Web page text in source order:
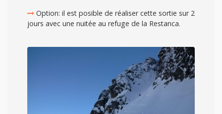
Option: il est posible de réaliser cette sortie sur 2
jours avec une nuitée au refuge de la Restanca.